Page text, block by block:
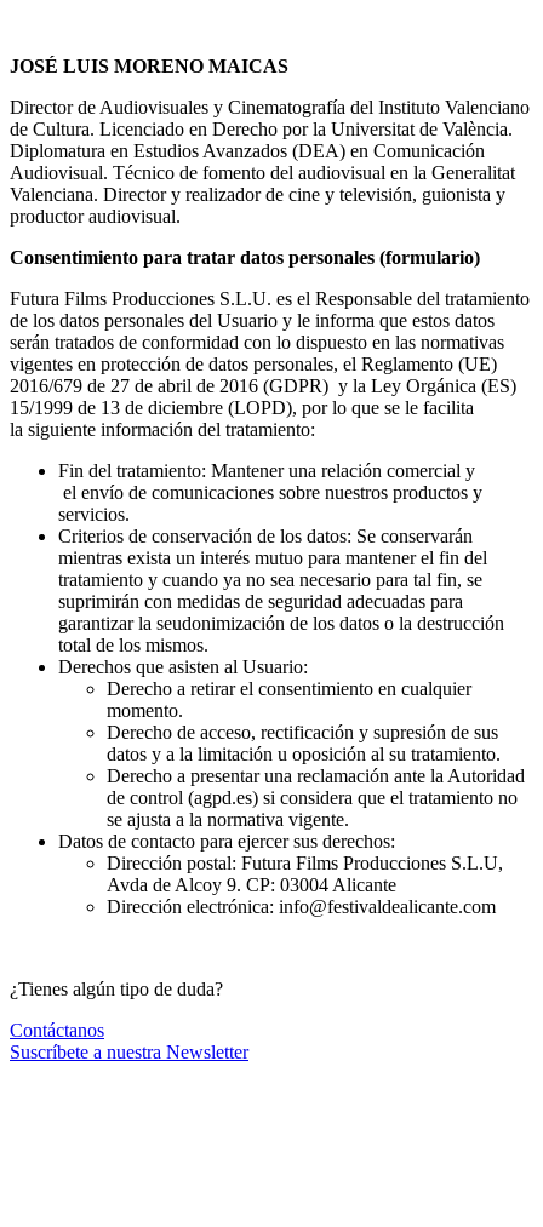
JOSÉ LUIS MORENO MAICAS
Director de Audiovisuales y Cinematografía del Instituto Valenciano
de Cultura. Licenciado en Derecho por la Universitat de València.
Diplomatura en Estudios Avanzados (DEA) en Comunicación
Audiovisual. Técnico de fomento del audiovisual en la Generalitat
Valenciana. Director y realizador de cine y televisión, guionista y
productor audiovisual.
Consentimiento para tratar datos personales (formulario)
Futura Films Producciones S.L.U. es el Responsable del tratamiento
de los datos personales del Usuario y le informa que estos datos
serán tratados de conformidad con lo dispuesto en las normativas
vigentes en protección de datos personales, el Reglamento (UE)
2016/679 de 27 de abril de 2016 (GDPR) y la Ley Orgánica (ES)
15/1999 de 13 de diciembre (LOPD), por lo que se le facilita
la siguiente información del tratamiento:
Fin del tratamiento: Mantener una relación comercial y
el envío de comunicaciones sobre nuestros productos y
servicios.
Criterios de conservación de los datos: Se conservarán
mientras exista un interés mutuo para mantener el fin del
tratamiento y cuando ya no sea necesario para tal fin, se
suprimirán con medidas de seguridad adecuadas para
garantizar la seudonimización de los datos o la destrucción
total de los mismos.
Derechos que asisten al Usuario:
Derecho a retirar el consentimiento en cualquier
momento.
Derecho de acceso, rectificación y supresión de sus
datos y a la limitación u oposición al su tratamiento.
Derecho a presentar una reclamación ante la Autoridad
de control (agpd.es) si considera que el tratamiento no
se ajusta a la normativa vigente.
Datos de contacto para ejercer sus derechos:
Dirección postal: Futura Films Producciones S.L.U,
Avda de Alcoy 9. CP: 03004 Alicante
Dirección electrónica: info@festivaldealicante.com
¿Tienes algún tipo de duda?
Contáctanos
Suscríbete a nuestra Newsletter